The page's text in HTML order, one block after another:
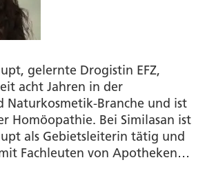
gelernte Drogistin EFZ,
acht Jahren in der
Naturkosmetik-Branche und ist
Homöopathie. Bei Similasan ist
als Gebietsleiterin tätig und
Fachleuten von Apotheken
oder draussen. Zudem